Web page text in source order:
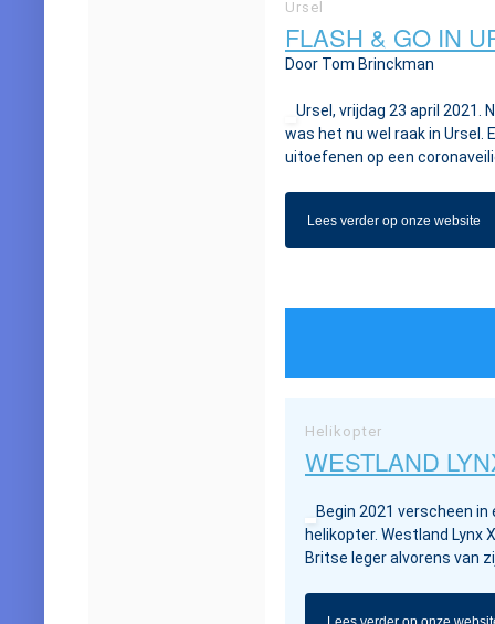
Ursel
FLASH & GO IN
Door Tom Brinckman
Ursel, vrijdag 23 april 2021.
was het nu wel raak in
uitoefenen op een
Lees verder op onze website
Helikopter
WESTLAND
Begin 2021 verscheen
helikopter. Westland Lynx
Britse leger alvorens van